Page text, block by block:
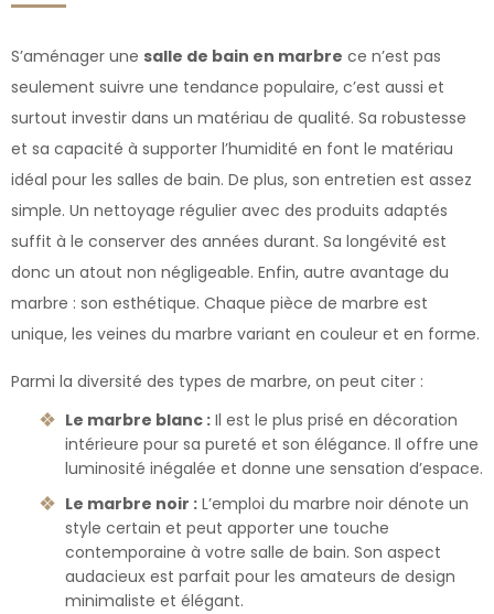
S’aménager une salle de bain en marbre ce n’est pas
seulement suivre une tendance populaire, c’est aussi et
surtout investir dans un matériau de qualité. Sa robustesse
et sa capacité à supporter l’humidité en font le matériau
idéal pour les salles de bain. De plus, son entretien est assez
simple. Un nettoyage régulier avec des produits adaptés
suffit à le conserver des années durant. Sa longévité est
donc un atout non négligeable. Enfin, autre avantage du
marbre : son esthétique. Chaque pièce de marbre est
unique, les veines du marbre variant en couleur et en forme.
Parmi la diversité des types de marbre, on peut citer :
Le marbre blanc : Il est le plus prisé en décoration
intérieure pour sa pureté et son élégance. Il offre une
luminosité inégalée et donne une sensation d’espace.
Le marbre noir : L’emploi du marbre noir dénote un
style certain et peut apporter une touche
contemporaine à votre salle de bain. Son aspect
audacieux est parfait pour les amateurs de design
minimaliste et élégant.